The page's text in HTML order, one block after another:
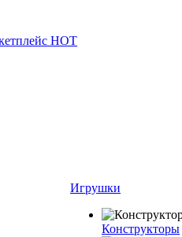
HOT
Игрушки
Конструкторы